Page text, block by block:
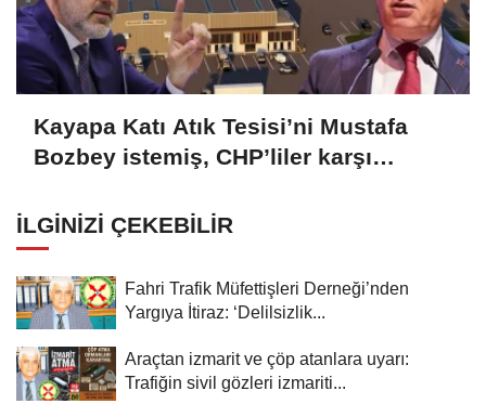
Kayapa Katı Atık Tesisi’ni Mustafa
Bozbey istemiş, CHP’liler karşı
İLGINIZI ÇEKEBILIR
Fahri Trafik Müfettişleri Derneği’nden
Yargıya İtiraz: ‘Delilsizlik...
Araçtan izmarit ve çöp atanlara uyarı:
Trafiğin sivil gözleri izmariti...